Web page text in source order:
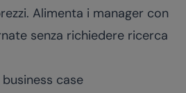
Alimenta i manager con
senza richiedere ricerca
case